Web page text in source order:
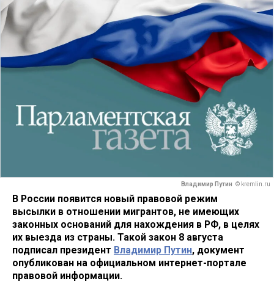
Владимир Путин © kremlin.ru
В России появится новый правовой режим
высылки в отношении мигрантов, не имеющих
законных оснований для нахождения в РФ, в целях
их выезда из страны. Такой закон 8 августа
подписал президент Владимир Путин, документ
опубликован на официальном интернет-портале
правовой информации.